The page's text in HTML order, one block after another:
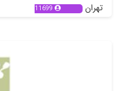
تهران 11699